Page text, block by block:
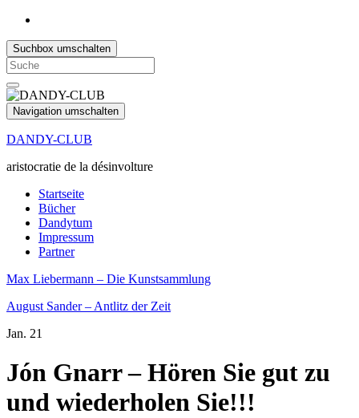
Suchbox umschalten
Search
for:
Navigation umschalten
DANDY-CLUB
aristocratie de la désinvolture
Startseite
Bücher
Dandytum
Impressum
Partner
Max Liebermann – Die Kunstsammlung
August Sander – Antlitz der Zeit
Jan. 21
Jón Gnarr – Hören Sie gut zu
und wiederholen Sie!!!